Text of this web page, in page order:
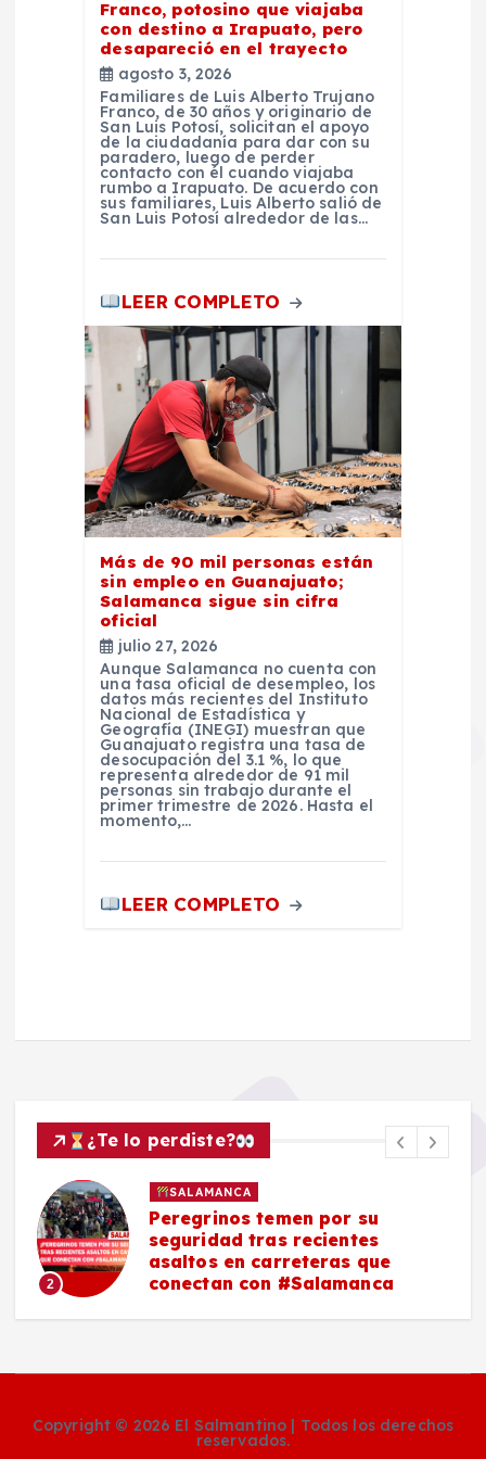
Franco, potosino que viajaba
con destino a Irapuato, pero
desapareció en el trayecto
agosto 3, 2026
Familiares de Luis Alberto Trujano
Franco, de 30 años y originario de
San Luis Potosí, solicitan el apoyo
de la ciudadanía para dar con su
paradero, luego de perder
contacto con él cuando viajaba
rumbo a Irapuato. De acuerdo con
sus familiares, Luis Alberto salió de
San Luis Potosí alrededor de las…
LEER COMPLETO
Más de 90 mil personas están
sin empleo en Guanajuato;
Salamanca sigue sin cifra
oficial
julio 27, 2026
Aunque Salamanca no cuenta con
una tasa oficial de desempleo, los
datos más recientes del Instituto
Nacional de Estadística y
Geografía (INEGI) muestran que
Guanajuato registra una tasa de
desocupación del 3.1 %, lo que
representa alrededor de 91 mil
personas sin trabajo durante el
primer trimestre de 2026. Hasta el
momento,…
LEER COMPLETO
¿Te lo perdiste?
2
SALAMANCA
Peregrinos temen por su
seguridad tras recientes
asaltos en carreteras que
conectan con #Salamanca
Copyright © 2026 El Salmantino | Todos los derechos
reservados.